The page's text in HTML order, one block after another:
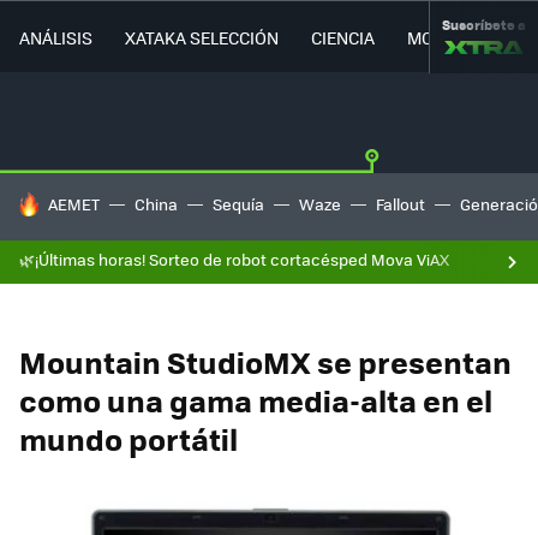
ANÁLISIS XATAKA SELECCIÓN CIENCIA MOVILIDAD
Suscríbete a
HOY SE HABLA DE
AEMET China Sequía Waze Fallout
🌿¡Últimas horas! Sorteo de robot cortacésped Mova ViAX
Mountain StudioMX se presentan
como una gama media-alta en el
mundo portátil